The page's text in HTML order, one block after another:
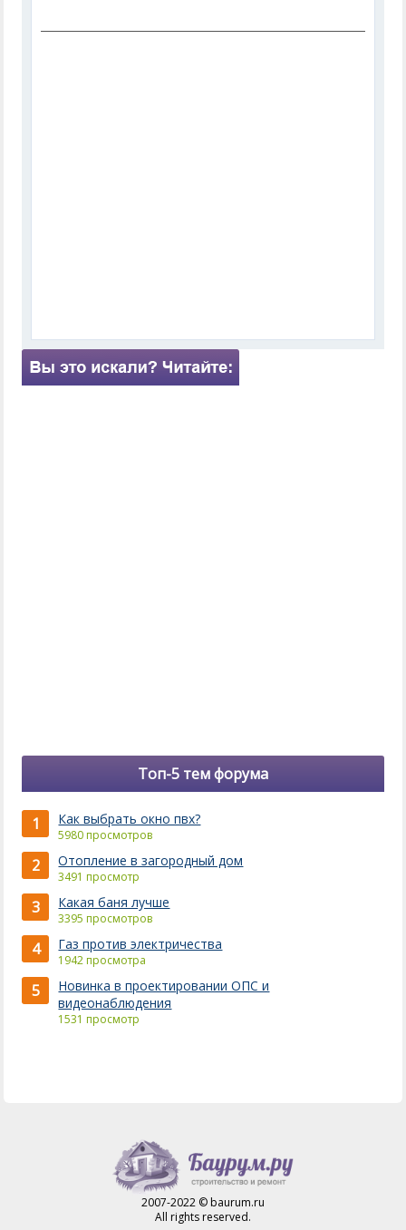
Топ-5 тем форума
1 Как выбрать окно пвх?
5980 просмотров
2 Отопление в загородный дом
3491 просмотр
3 Какая баня лучше
3395 просмотров
4 Газ против электричества
1942 просмотра
5
Новинка в проектировании ОПС и
видеонаблюдения
1531 просмотр
2007-2022 © baurum.ru
All rights reserved.